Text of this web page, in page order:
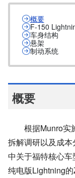
概要
F-150
车身结构
悬架
制动系统
概要
根据Munro实
拆解调研以及成
中关于福特核心车
纯电版Lightning